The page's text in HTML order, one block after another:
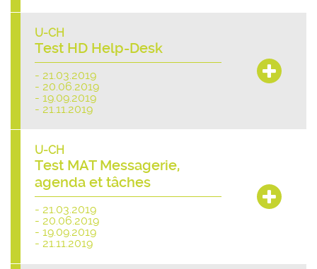
U-CH
Test HD Help-Desk
- 21.03.2019
- 20.06.2019
- 19.09.2019
- 21.11.2019
U-CH
Test MAT Messagerie,
agenda et tâches
- 21.03.2019
- 20.06.2019
- 19.09.2019
- 21.11.2019